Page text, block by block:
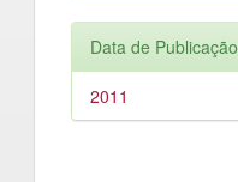
Data de Publicação
2011